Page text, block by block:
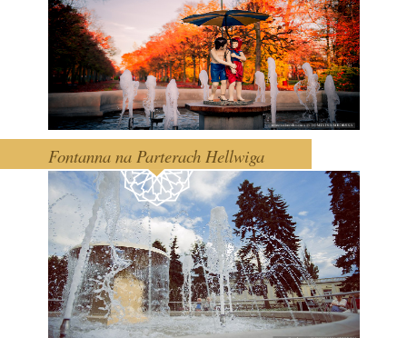
Fontanna na Parterach Hellwiga